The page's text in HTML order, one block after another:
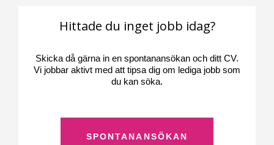
Hittade du inget jobb idag?
Skicka då gärna in en spontanansökan och ditt CV.
Vi jobbar aktivt med att tipsa dig om lediga jobb som
du kan söka.
SPONTANANSÖKAN